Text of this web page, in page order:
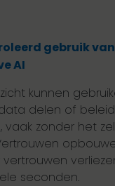
gebruik van
AI
kunnen
delen of
vaak zonder het
vertrouwen
seconden.